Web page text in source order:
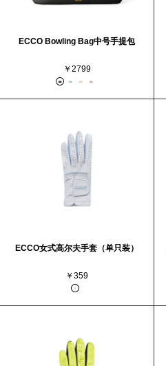
ECCO Bowling Bag中号手提包
￥2799
ECCO女式高尔夫手套（单只装）
￥359